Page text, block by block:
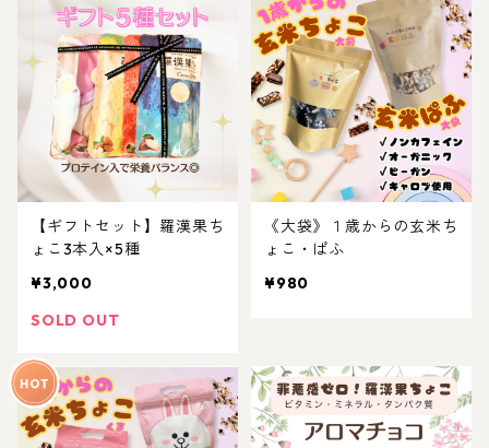
【ギフトセット】羅漢果ち
ょこ3本入×5種
¥3,000
SOLD OUT
《大袋》１歳からの玄米ち
ょこ・ぱふ
¥980